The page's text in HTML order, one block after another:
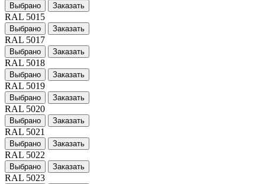
Выбрано Заказать
RAL 5015
Выбрано Заказать
RAL 5017
Выбрано Заказать
RAL 5018
Выбрано Заказать
RAL 5019
Выбрано Заказать
RAL 5020
Выбрано Заказать
RAL 5021
Выбрано Заказать
RAL 5022
Выбрано Заказать
RAL 5023